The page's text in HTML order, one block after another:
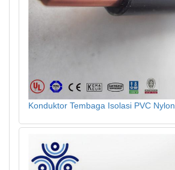
Konduktor Tembaga Isolasi PVC